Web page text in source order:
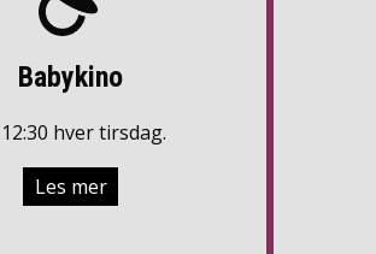
Babykino
hver tirsdag.
Les mer